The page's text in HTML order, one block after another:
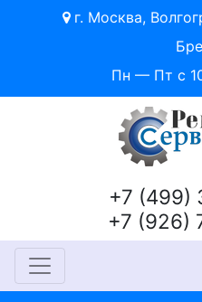
г. Москва,
Пн — Пт с
+7 (499)
+7 (926)